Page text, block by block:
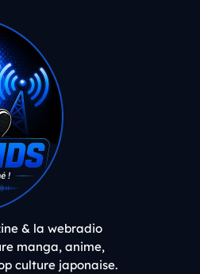
& la webradio
manga, anime,
culture japonaise.